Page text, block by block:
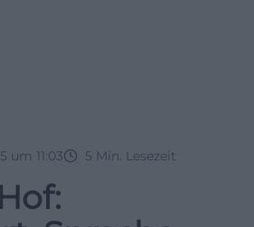
um 11:03 5 Min. Lesezeit